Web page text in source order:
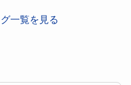
一覧を見る